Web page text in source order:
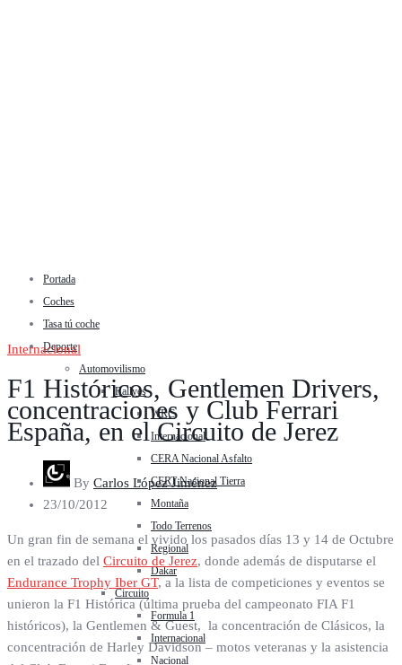
Portada
Coches
Tasa tú coche
Deporte
Automovilismo
Rallyes
WRC
Internacional
CERA Nacional Asfalto
CERT Nacional Tierra
Montaña
Todo Terrenos
Regional
Dakar
Circuito
Formula 1
Internacional
Nacional
Internacional
F1 Históricos, Gentlemen Drivers,
concentraciones y Club Ferrari
España, en el Circuito de Jerez
By Carlos López Jiménez
23/10/2012
Un gran fin de semana el vivido los pasados días 13 y 14 de Octubre
en el trazado del Circuito de Jerez, donde además de disputarse el
Endurance Trophy Iber GT, a la lista de competiciones y eventos se
unieron la F1 Histórica (última prueba del campeonato FIA F1
históricos), la Gentlemen & Guest, la concentración de Clásicos, la
concentración de Harley Davidson – motos veteranas y la asistencia